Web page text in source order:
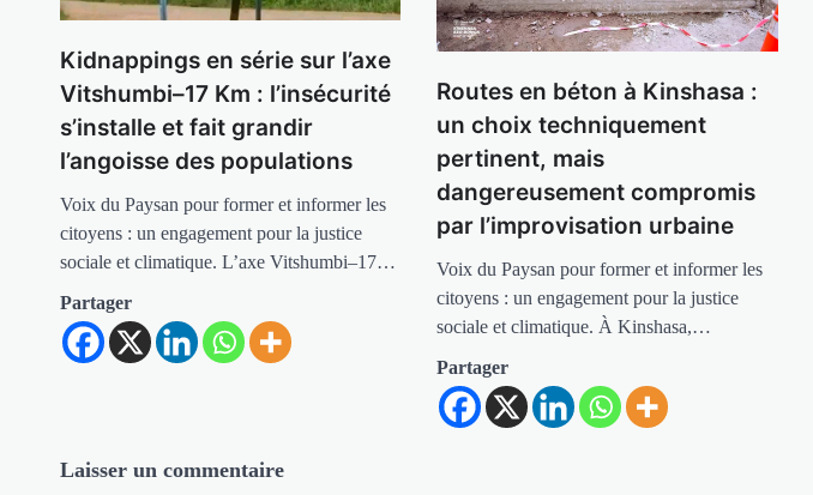
Kidnappings en série sur l’axe
Vitshumbi–17 Km : l’insécurité
s’installe et fait grandir
l’angoisse des populations
Voix du Paysan pour former et informer les
citoyens : un engagement pour la justice
sociale et climatique. L’axe Vitshumbi–17…
Partager
Routes en béton à Kinshasa :
un choix techniquement
pertinent, mais
dangereusement compromis
par l’improvisation urbaine
Voix du Paysan pour former et informer les
citoyens : un engagement pour la justice
sociale et climatique. À Kinshasa,…
Partager
Laisser un commentaire